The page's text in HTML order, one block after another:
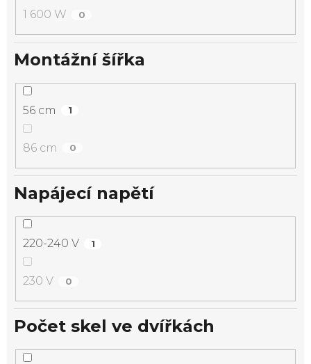
1 600 W 0
Montážní šířka
56 cm 1
86 cm 0
Napájecí napětí
220-240 V 1
230 V 0
Počet skel ve dvířkách